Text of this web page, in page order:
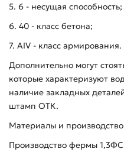
5. 6 - несущая способность;
6. 40 - класс бетона;
7. AIV - класс армирования.
Дополнительно могут
которые характеризуют
наличие закладных
штамп ОТК.
Материалы и производство
Производство фермы